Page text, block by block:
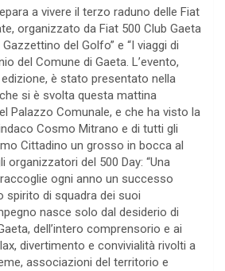
a vivere il terzo raduno delle Fiat
organizzato da Fiat 500 Club Gaeta
Gazzettino del Golfo” e “I viaggi di
del Comune di Gaeta. L’evento,
è stato presentato nella
si è svolta questa mattina
Palazzo Comunale, e che ha visto la
Cosmo Mitrano e di tutti gli
Cittadino un grosso in bocca al
organizzatori del 500 Day: “Una
ogni anno un successo
spirito di squadra dei suoi
nasce solo dal desiderio di
dell’intero comprensorio e ai
divertimento e convivialità rivolti a
associazioni del territorio e